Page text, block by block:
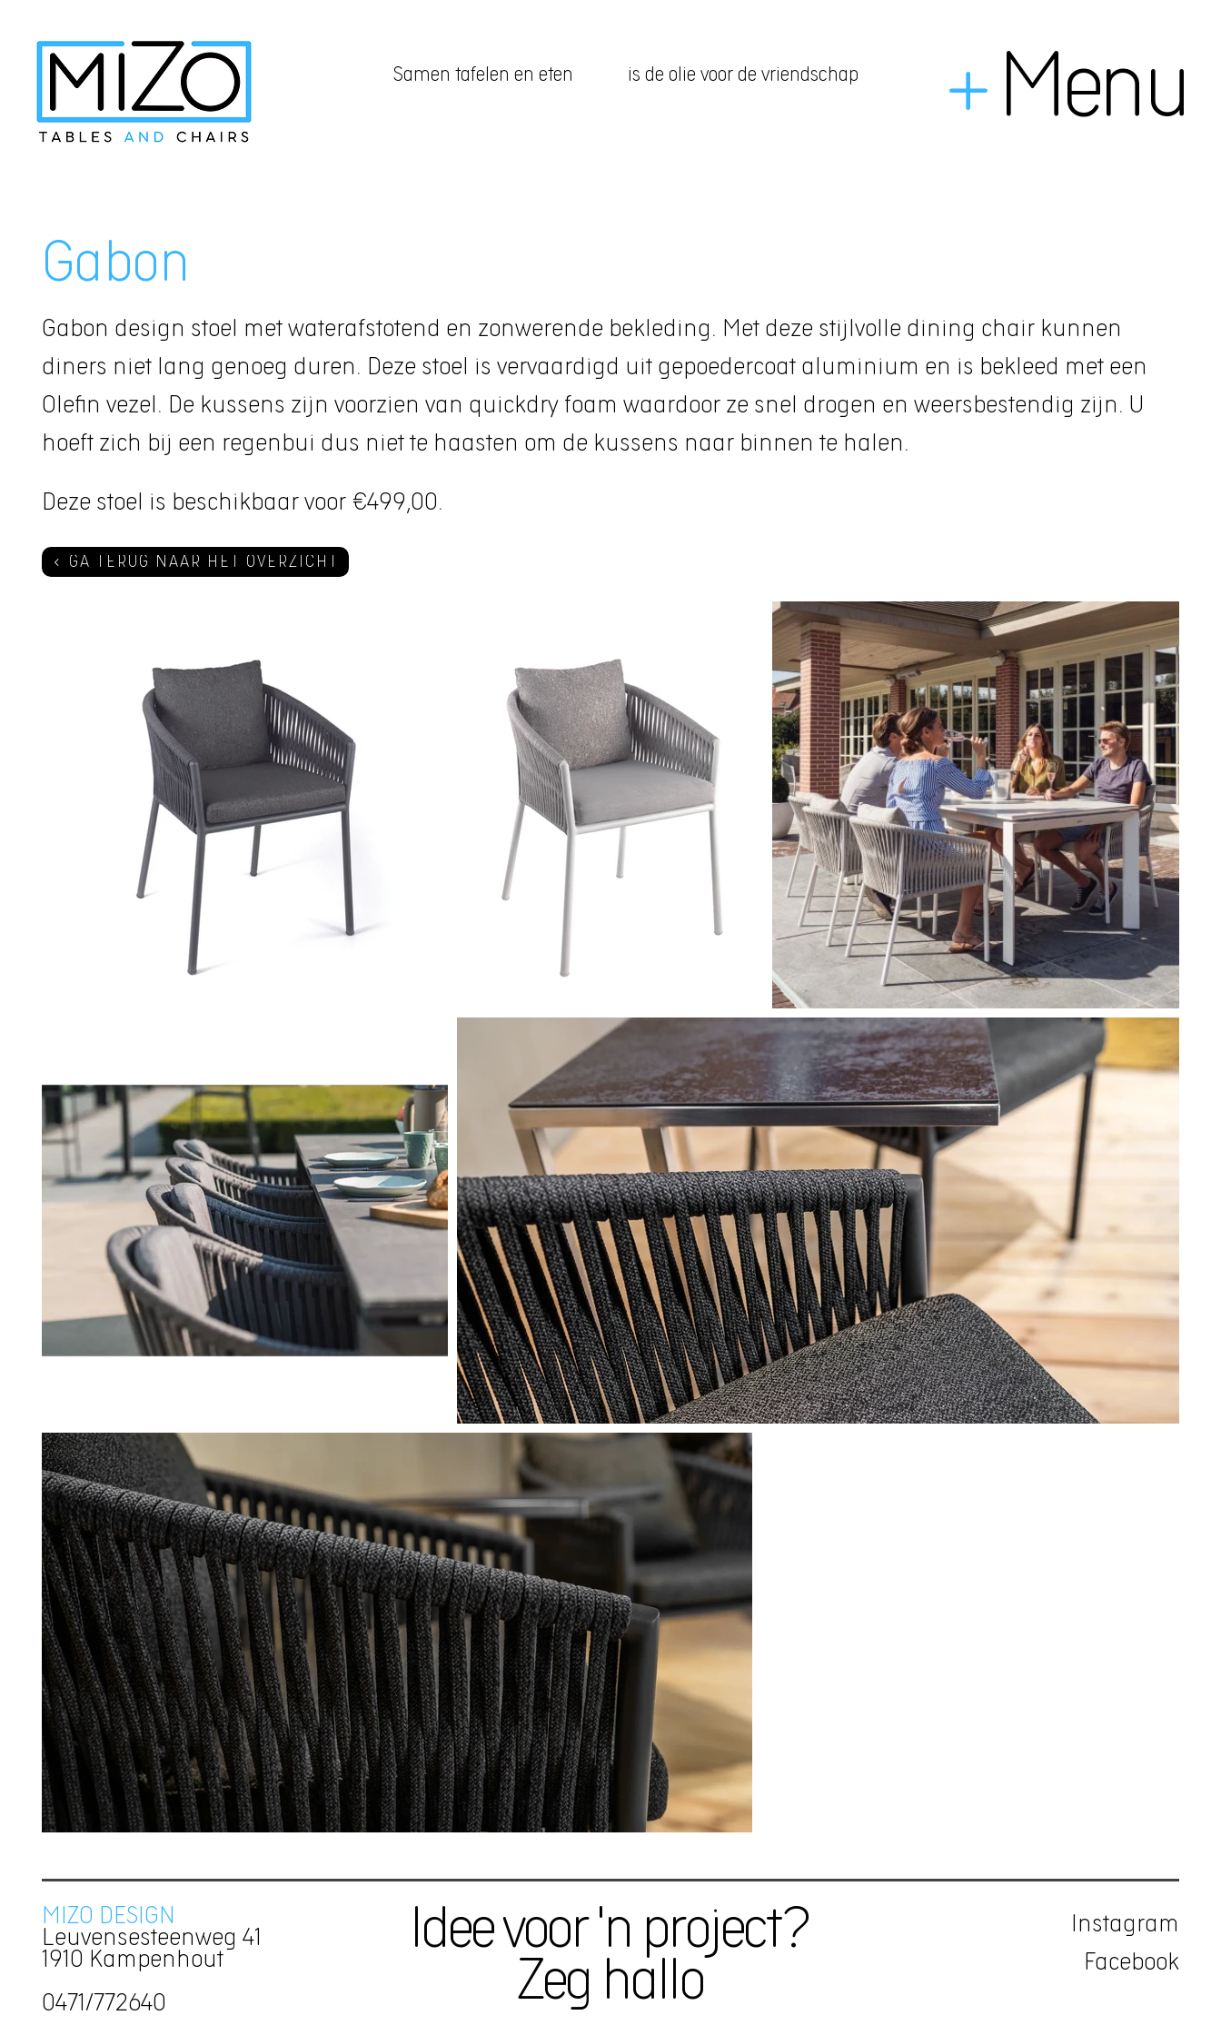
Samen tafelen en eten is de olie voor de vriendschap +Menu
Gabon
Gabon design stoel met waterafstotend en zonwerende bekleding. Met deze stijlvolle dining chair kunnen
diners niet lang genoeg duren. Deze stoel is vervaardigd uit gepoedercoat aluminium en is bekleed met een
Olefin vezel. De kussens zijn voorzien van quickdry foam waardoor ze snel drogen en weersbestendig zijn. U
hoeft zich bij een regenbui dus niet te haasten om de kussens naar binnen te halen.
Deze stoel is beschikbaar voor €499,00.
GA TERUG NAAR HET OVERZICHT
Idee voor 'n project?
Zeg hallo
MIZO DESIGN
Leuvensesteenweg 41
1910 Kampenhout
0471/772640
Instagram
Facebook